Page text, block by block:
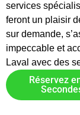
services
feront un plaisir
sur demande,
impeccable et
Laval avec des
Réservez